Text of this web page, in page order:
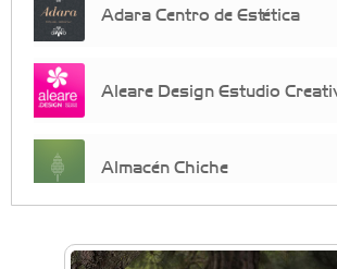
Adara Centro de Estética
Aleare Design Estudio
Almacén Chiche
crecimiento personal